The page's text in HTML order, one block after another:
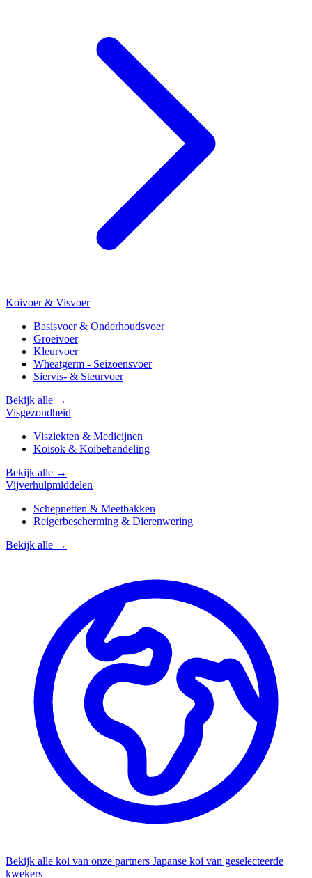
Koivoer & Visvoer
Basisvoer & Onderhoudsvoer
Groeivoer
Kleurvoer
Wheatgerm - Seizoensvoer
Siervis- & Steurvoer
Bekijk alle →
Visgezondheid
Visziekten & Medicijnen
Koisok & Koibehandeling
Bekijk alle →
Vijverhulpmiddelen
Schepnetten & Meetbakken
Reigerbescherming & Dierenwering
Bekijk alle →
Bekijk alle koi van onze partners Japanse koi van geselecteerde
kwekers